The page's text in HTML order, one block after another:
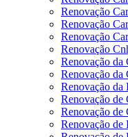
Renovação
Renovação
Renovação
Renovação
Renovação da
Renovação da
Renovação da
Renovação de
Renovação de
Renovação de